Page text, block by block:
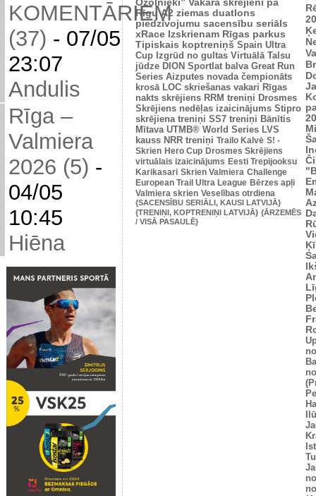
KOMENTĀRIEM
(37) - 07/05
23:07
Andulis
Rīga –
Valmiera
2026 (5) -
04/05
10:45
Hiēna
Ozolnieki” Vakara skrējieni pa
Rīgu A2 ziemas duatlons
piedzīvojumu sacensību seriāls
xRace Izskrienam Rīgas parkus
Tipiskais koptreniņš Spain Ultra
Cup Izgrūd no gultas Virtuālā Talsu
jūdze DION Sportlat balva Great Run
Series Aizputes novada čempionāts
krosā LOC skriešanas vakari Rīgas
nakts skrējiens RRM treniņi Drosmes
Skrējiens nedēļas izaicinājums Stipro
skrējiena treniņi SS7 treniņi Bānītis
Mītava UTMB® World Series LVS
kauss NRR treniņi Trailo Kalvė S! -
Skrien Hero Cup Drosmes Skrējiens
virtuālais izaicinājums Eesti Trepijooksu
Karikasari Skrien Valmiera Challenge
European Trail Ultra League Bērzes apļi
Valmiera skrien Veselības otrdiena
{SACENSĪBU SERIĀLI, KAUSI LATVIJĀ}
{TRENIŅI, KOPTRENIŅI LATVIJĀ} {ĀRZEMĒS
/ VISĀ PASAULĒ}